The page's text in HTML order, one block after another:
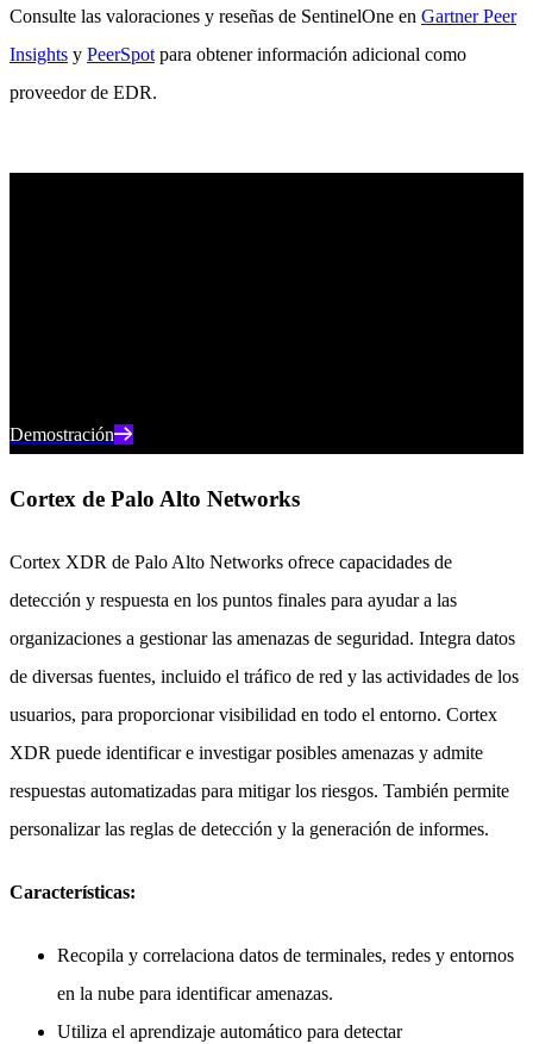
Consulte las valoraciones y reseñas de SentinelOne en Gartner Peer
Insights y PeerSpot para obtener información adicional como
proveedor de EDR.
Demostración
Cortex de Palo Alto Networks
Cortex XDR de Palo Alto Networks ofrece capacidades de
detección y respuesta en los puntos finales para ayudar a las
organizaciones a gestionar las amenazas de seguridad. Integra datos
de diversas fuentes, incluido el tráfico de red y las actividades de los
usuarios, para proporcionar visibilidad en todo el entorno. Cortex
XDR puede identificar e investigar posibles amenazas y admite
respuestas automatizadas para mitigar los riesgos. También permite
personalizar las reglas de detección y la generación de informes.
Características:
Recopila y correlaciona datos de terminales, redes y entornos
en la nube para identificar amenazas.
Utiliza el aprendizaje automático para detectar